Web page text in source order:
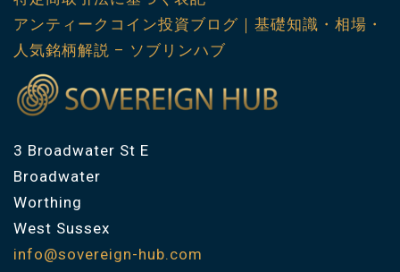
アンティークコイン投資ブログ｜基礎知識・相場・
人気銘柄解説 – ソブリンハブ
3 Broadwater St E
Broadwater
Worthing
West Sussex
info@sovereign-hub.com